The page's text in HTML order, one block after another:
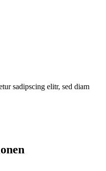
sadipscing elitr, sed diam